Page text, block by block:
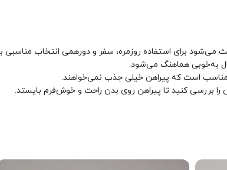
به‌خوبی هماهنگ می‌شود.
را بررسی کنید تا پیراهن روی بدن راحت و خوش‌فرم بایستد.